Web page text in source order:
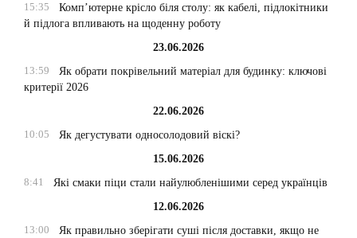
15:35
Комп’ютерне крісло біля столу: як кабелі, підлокітники
й підлога впливають на щоденну роботу
23.06.2026
13:59
Як обрати покрівельний матеріал для будинку: ключові
критерії 2026
22.06.2026
10:05
Як дегустувати односолодовий віскі?
15.06.2026
8:41
Які смаки піци стали найулюбленішими серед українців
12.06.2026
13:00
Як правильно зберігати суші після доставки, якщо не